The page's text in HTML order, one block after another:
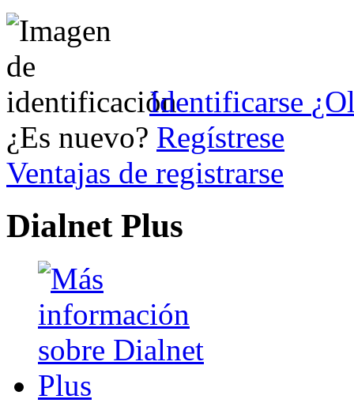
Identificarse
¿Es nuevo? Regístrese
Ventajas de registrarse
Dialnet Plus